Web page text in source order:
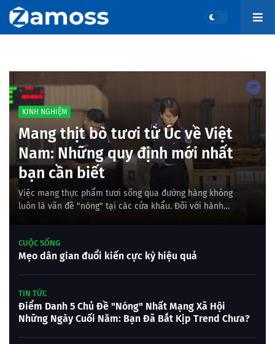
KINH NGHIỆM
Mang thịt bò tươi từ Úc về Việt
Nam: Những quy định mới nhất
bạn cần biết
Việc mang thực phẩm tươi sống qua đường hàng không
luôn là vấn đề "nóng" tại các cửa khẩu. Đối với hành
CUỘC SỐNG
Mẹo dân gian đuổi kiến cực kỳ hiệu quả
TIN TỨC
Điểm Danh 5 Chủ Đề "Nóng" Nhất Mạng Xã Hội
Những Ngày Cuối Năm: Bạn Đã Bắt Kịp Trend Chưa?